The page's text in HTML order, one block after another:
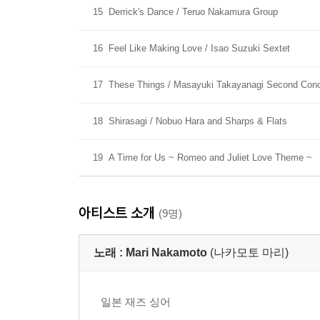
15 Derrick's Dance / Teruo Nakamura Group
16 Feel Like Making Love / Isao Suzuki Sextet
17 These Things / Masayuki Takayanagi Second
18 Shirasagi / Nobuo Hara and Sharps & Flats
19 A Time for Us ~ Romeo and Juliet Love Theme ~
아티스트 소개 (9명)
노래 : Mari Nakamoto (나카모토 마리)
일본 재즈 싱어